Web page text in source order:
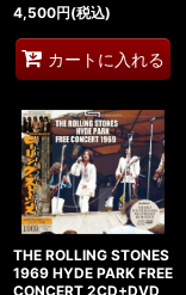
4,500円(税込)
カートに入れる
THE ROLLING STONES
1969 HYDE PARK FREE
CONCERT 2CD+DVD